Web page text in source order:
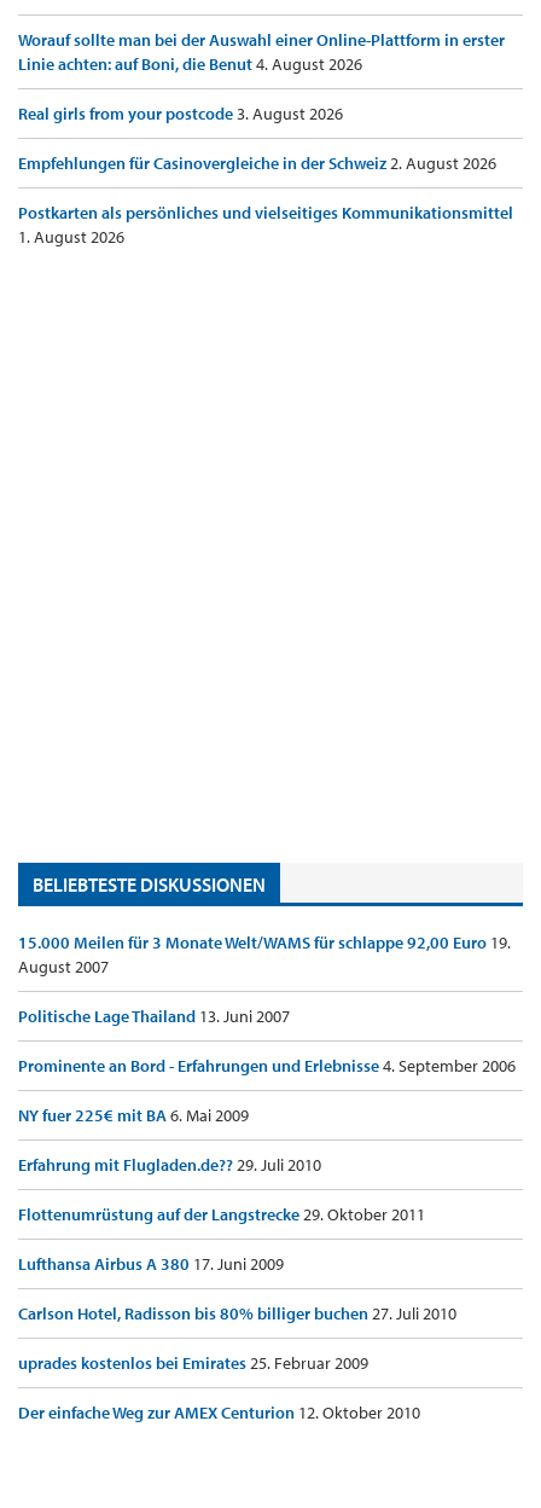
Worauf sollte man bei der Auswahl einer Online-Plattform in erster
Linie achten: auf Boni, die Benut4. August 2026
Real girls from your postcode3. August 2026
Empfehlungen für Casinovergleiche in der Schweiz2. August 2026
Postkarten als persönliches und vielseitiges Kommunikationsmittel
1. August 2026
BELIEBTESTE DISKUSSIONEN
15.000 Meilen für 3 Monate Welt/WAMS für schlappe 92,00 Euro 19.
August 2007
Politische Lage Thailand 13. Juni 2007
Prominente an Bord - Erfahrungen und Erlebnisse4. September 2006
NY fuer 225€ mit BA6. Mai 2009
Erfahrung mit Flugladen.de??29. Juli 2010
Flottenumrüstung auf der Langstrecke29. Oktober 2011
Lufthansa Airbus A 380 17. Juni 2009
Carlson Hotel, Radisson bis 80% billiger buchen27. Juli 2010
uprades kostenlos bei Emirates25. Februar 2009
Der einfache Weg zur AMEX Centurion 12. Oktober 2010